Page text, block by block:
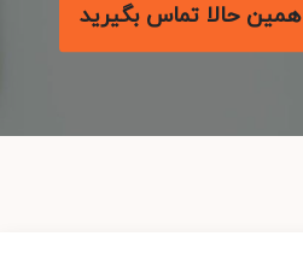
همین حالا تماس بگیرید